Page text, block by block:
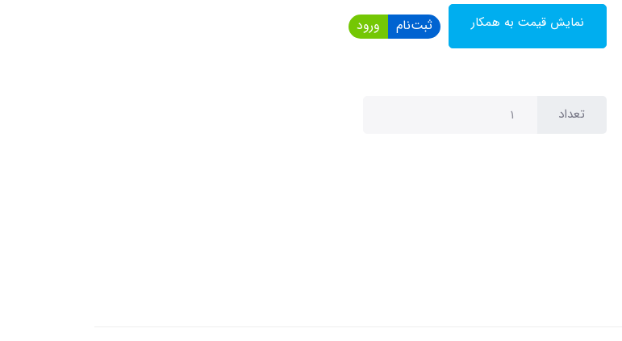
نمایش قیمت به همکار ثبت‌نام ورود
تعداد